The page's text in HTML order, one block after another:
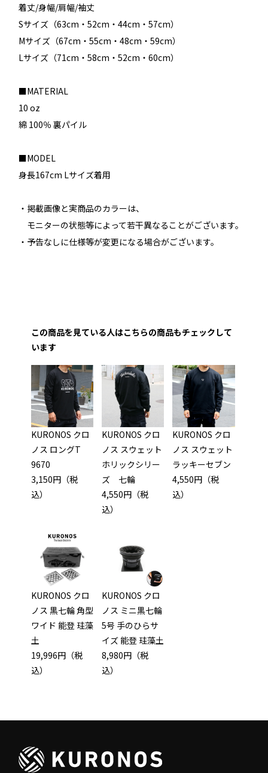
着丈/身幅/肩幅/袖丈
Sサイズ（63cm・52cm・44cm・57cm）
Mサイズ（67cm・55cm・48cm・59cm）
Lサイズ（71cm・58cm・52cm・60cm）
■MATERIAL
10 oz
綿 100％ 裏パイル
■MODEL
身長167cm Lサイズ着用
・掲載画像と実商品のカラーは、
モニターの状態等によって若干異なることがございます。
・予告なしに仕様等が変更になる場合がございます。
この商品を見ている人はこちらの商品もチェックして
います
KURONOS クロ
ノス ロングT
9670
3,150円（税
込）
KURONOS クロ
ノス スウェット
ホリックシリー
ズ 七輪
4,550円（税
込）
KURONOS クロ
ノス スウェット
ラッキーセブン
4,550円（税
込）
KURONOS クロ
ノス 黒七輪 角型
ワイド 能登 珪藻
土
19,996円（税
込）
KURONOS クロ
ノス ミニ黒七輪
5号 手のひらサ
イズ 能登 珪藻土
8,980円（税
込）